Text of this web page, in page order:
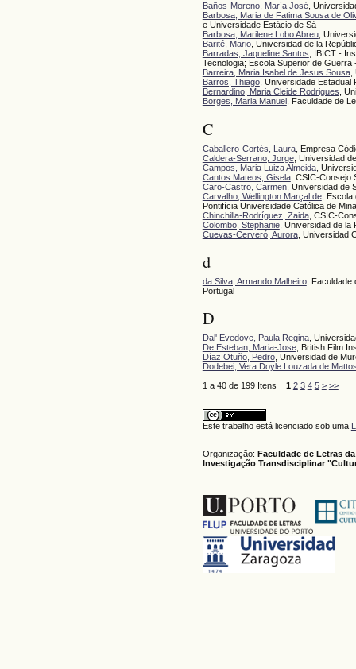
Baños-Moreno, María José,
Barbosa, Maria de Fatima Sousa de
e Universidade Estácio de Sá
Barbosa, Marilene Lobo Abreu,
Barité, Mario, Universidad de la
Barradas, Jaqueline Santos, IBICT -
Tecnologia; Escola Superior de
Barreira, Maria Isabel de Jesus Sousa,
Barros, Thiago, Universidade Estadual
Bernardino, Maria Cleide Rodrigues,
Borges, Maria Manuel , Faculdade de
C
Caballero-Cortés, Laura, Empresa
Caldera-Serrano, Jorge, Universidad
Campos, Maria Luiza Almeida,
Cantos Mateos, Gisela, CSIC-Consejo
Caro-Castro, Carmen, Universidad de
Carvalho, Wellington Marçal de, Escola
Pontifícia Universidade Católica de
Chinchilla-Rodríguez, Zaida, CSIC-
Colombo, Stephanie, Universidad de la
Cuevas-Cerveró, Aurora, Universidad
d
da Silva, Armando Malheiro, Faculdade
Portugal
D
Dal' Evedove, Paula Regina,
De Esteban, Maria-Jose, British Film
Díaz Otuño, Pedro, Universidad de
Dodebei, Vera Doyle Louzada de
1 a 40 de 199 Itens 1 2 3 4 5 > >>
Este trabalho está licenciado sob uma
Organização: Faculdade de Letras
Investigação Transdisciplinar